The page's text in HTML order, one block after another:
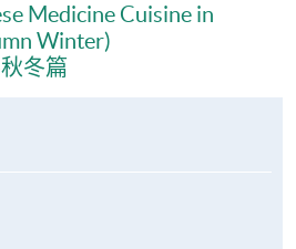
Medicine Cuisine in
Winter)
冬篇